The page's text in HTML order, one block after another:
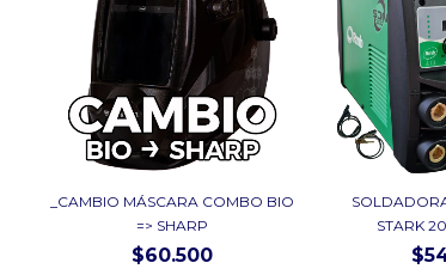
_CAMBIO MÁSCARA COMBO BIO
=> SHARP
$60.500
STARK